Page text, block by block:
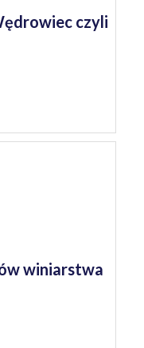
czyli
winiarstwa